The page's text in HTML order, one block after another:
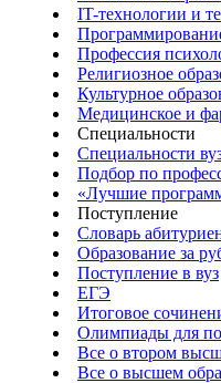
IT-технологии и
Профессия
Религиозное
Культурное
Медицинское и
Специальности
Специальности
Подбор по
«Лучшие
Поступление
Словарь
Образование за
Поступление в вуз
ЕГЭ
Итоговое
Олимпиады для
Все о втором
Все о высшем